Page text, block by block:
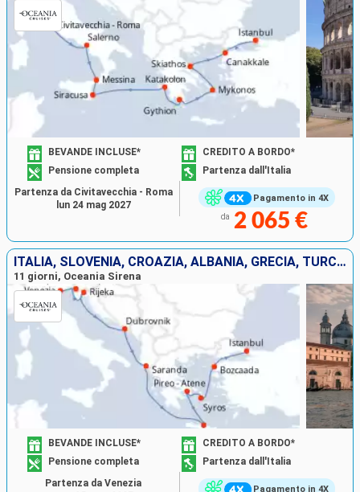
Pagamento in 4X
BEVANDE INCLUSE*
CREDITO A BORDO*
Pensione completa
Partenza dall'Italia
da 2 065 €
Partenza da Civitavecchia - Roma
lun 24 mag 2027
ITALIA, SLOVENIA, CROAZIA, ALBANIA, GRECIA, TURCHIA
11 giorni, Oceania Sirena
Pagamento in 4X
BEVANDE INCLUSE*
CREDITO A BORDO*
Pensione completa
Partenza dall'Italia
Partenza da Venezia